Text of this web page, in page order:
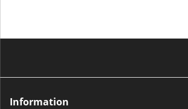
Information